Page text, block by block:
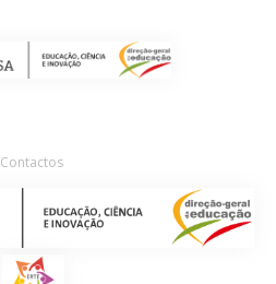
Contactos